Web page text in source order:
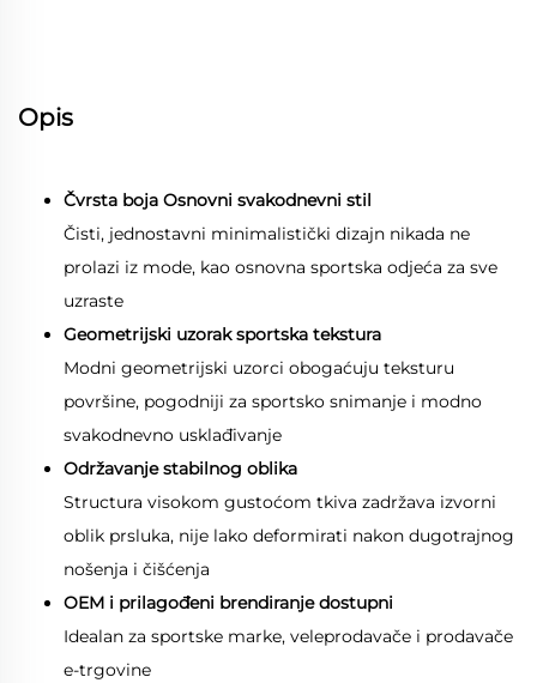
Opis
Čvrsta boja Osnovni svakodnevni stil
Čisti, jednostavni minimalistički dizajn nikada ne
prolazi iz mode, kao osnovna sportska odjeća za sve
uzraste
Geometrijski uzorak sportska tekstura
Modni geometrijski uzorci obogaćuju teksturu
površine, pogodniji za sportsko snimanje i modno
svakodnevno usklađivanje
Održavanje stabilnog oblika
Structura visokom gustoćom tkiva zadržava izvorni
oblik prsluka, nije lako deformirati nakon dugotrajnog
nošenja i čišćenja
OEM i prilagođeni brendiranje dostupni
Idealan za sportske marke, veleprodavače i prodavače
e-trgovine